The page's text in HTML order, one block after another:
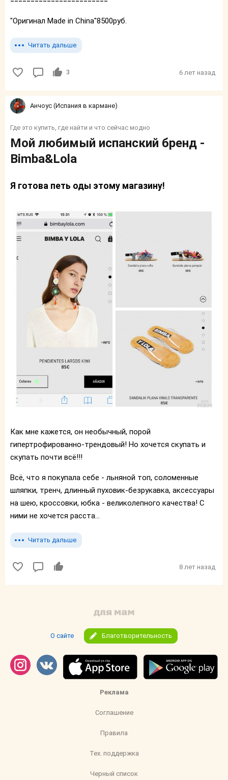
"Оригинал Made in Сhina"8500руб.
Читать дальше
3 6 лет назад
Анчоус (Испания в кармане)
Где это купить, где найти и что сейчас модно
Мой любимый испанский бренд -
Bimba&Lola
Я готова петь оды этому магазину!
Как мне кажется, он необычный, порой
гипертрофированно-трендовый! Но хочется скупать и
скупать почти всё!!!
Всё, что я покупала себе - льняной топ, соломенные
шляпки, тренч, длинный пуховик-безрукавка, аксессуары
на шею, кроссовки, юбка - великолепного качества! С
ними не хочется расста...
Читать дальше
8 лет назад
О сайте Благотворительность
Реклама
Соглашение
Правила
Тех. поддержка
Черный список